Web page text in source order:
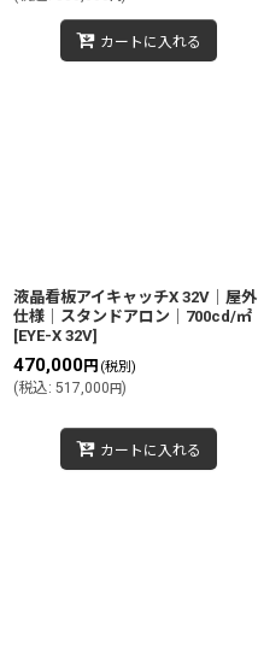
カートに入れる
液晶看板アイキャッチX 32V│屋外
仕様│スタンドアロン│700cd/㎡
[EYE-X 32V]
470,000円 (税別)
(税込: 517,000円)
カートに入れる